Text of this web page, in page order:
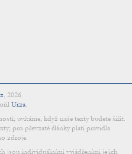
, 2026
Urza.
uvítáme, když naše texty budete šířit.
pro převzaté články platí pravidla
zdroje.
jsou individuálními vyjádřeními jejich